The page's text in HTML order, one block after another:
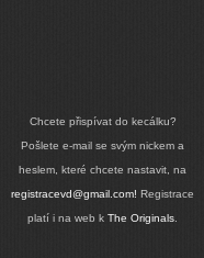
Chcete přispívat do kecálku?
Pošlete e-mail se svým nickem a
heslem, které chcete nastavit, na
registracevd@gmail.com! Registrace
platí i na web kThe Originals